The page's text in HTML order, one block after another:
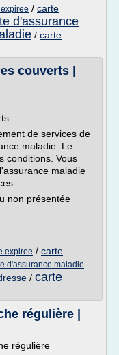
/ carte
d'assurance
/ carte
couverts |
de services de
maladie. Le
conditions. Vous
maladie
non présentée
expiree / carte
d'assurance maladie
/ carte
régulière |
régulière